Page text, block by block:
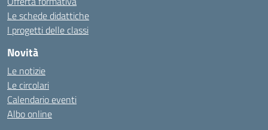
Le schede didattiche
I progetti delle classi
Novità
Le notizie
Le circolari
Calendario eventi
Albo online